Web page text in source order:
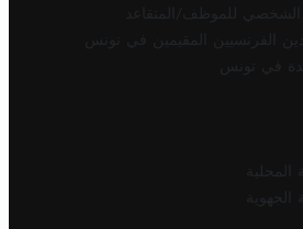
للموظف/المتقاعد
الفرنسيين المقيمين في تونس
في تونس
المحلية
الجهوية